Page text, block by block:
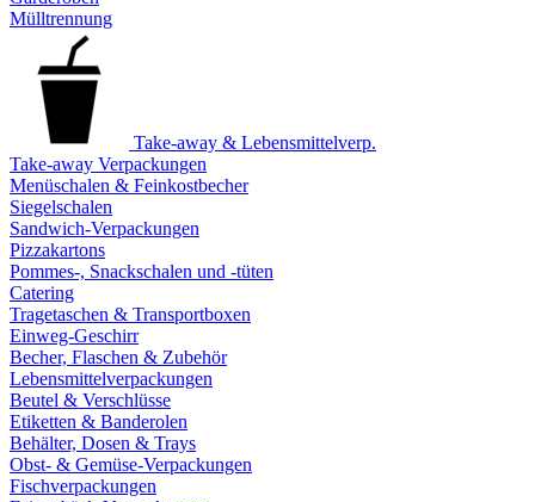
Mülltrennung
Take-away & Lebensmittelverp.
Take-away Verpackungen
Menüschalen & Feinkostbecher
Siegelschalen
Sandwich-Verpackungen
Pizzakartons
Pommes-, Snackschalen und -tüten
Catering
Tragetaschen & Transportboxen
Einweg-Geschirr
Becher, Flaschen & Zubehör
Lebensmittelverpackungen
Beutel & Verschlüsse
Etiketten & Banderolen
Behälter, Dosen & Trays
Obst- & Gemüse-Verpackungen
Fischverpackungen